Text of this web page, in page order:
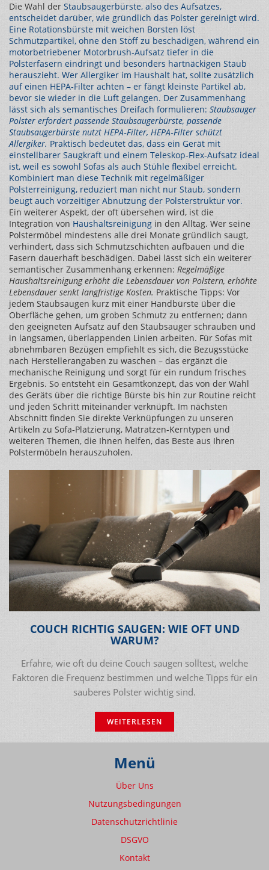
Die Wahl der Staubsaugerbürste, also des Aufsatzes,
entscheidet darüber, wie gründlich das Polster gereinigt wird.
Eine Rotationsbürste mit weichen Borsten löst
Schmutzpartikel, ohne den Stoff zu beschädigen, während ein
motorbetriebener Motorbrush‑Aufsatz tiefer in die
Polsterfasern eindringt und besonders hartnäckigen Staub
herauszieht. Wer Allergiker im Haushalt hat, sollte zusätzlich
auf einen HEPA‑Filter achten – er fängt kleinste Partikel ab,
bevor sie wieder in die Luft gelangen. Der Zusammenhang
lässt sich als semantisches Dreifach formulieren: Staubsauger
Polster erfordert passende Staubsaugerbürste, passende
Staubsaugerbürste nutzt HEPA‑Filter, HEPA‑Filter schützt
Allergiker. Praktisch bedeutet das, dass ein Gerät mit
einstellbarer Saugkraft und einem Teleskop‑Flex‑Aufsatz ideal
ist, weil es sowohl Sofas als auch Stühle flexibel erreicht.
Kombiniert man diese Technik mit regelmäßiger
Polsterreinigung, reduziert man nicht nur Staub, sondern
beugt auch vorzeitiger Abnutzung der Polsterstruktur vor.
Ein weiterer Aspekt, der oft übersehen wird, ist die
Integration von Haushaltsreinigung in den Alltag. Wer seine
Polstermöbel mindestens alle drei Monate gründlich saugt,
verhindert, dass sich Schmutzschichten aufbauen und die
Fasern dauerhaft beschädigen. Dabei lässt sich ein weiterer
semantischer Zusammenhang erkennen: Regelmäßige
Haushaltsreinigung erhöht die Lebensdauer von Polstern, erhöhte
Lebensdauer senkt langfristige Kosten. Praktische Tipps: Vor
jedem Staubsaugen kurz mit einer Handbürste über die
Oberfläche gehen, um groben Schmutz zu entfernen; dann
den geeigneten Aufsatz auf den Staubsauger schrauben und
in langsamen, überlappenden Linien arbeiten. Für Sofas mit
abnehmbaren Bezügen empfiehlt es sich, die Bezugsstücke
nach Herstellerangaben zu waschen – das ergänzt die
mechanische Reinigung und sorgt für ein rundum frisches
Ergebnis. So entsteht ein Gesamtkonzept, das von der Wahl
des Geräts über die richtige Bürste bis hin zur Routine reicht
und jeden Schritt miteinander verknüpft. Im nächsten
Abschnitt finden Sie direkte Verknüpfungen zu unseren
Artikeln zu Sofa‑Platzierung, Matratzen‑Kerntypen und
weiteren Themen, die Ihnen helfen, das Beste aus Ihren
Polstermöbeln herauszuholen.
COUCH RICHTIG SAUGEN: WIE OFT UND
WARUM?
Erfahre, wie oft du deine Couch saugen solltest, welche
Faktoren die Frequenz bestimmen und welche Tipps für ein
sauberes Polster wichtig sind.
WEITERLESEN
Menü
Über Uns
Nutzungsbedingungen
Datenschutzrichtlinie
DSGVO
Kontakt